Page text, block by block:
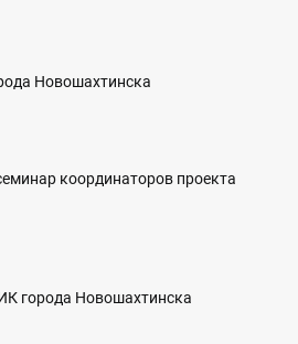
Новошахтинска
координаторов проекта
города Новошахтинска